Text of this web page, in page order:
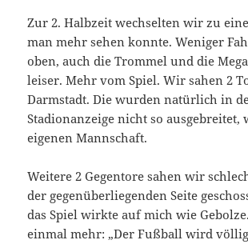
Zur 2. Halbzeit wechselten wir zu
man mehr sehen konnte. Weniger
oben, auch die Trommel und die
leiser. Mehr vom Spiel. Wir sahen 2
Darmstadt. Die wurden natürlich in
Stadionanzeige nicht so ausgebreitet,
eigenen Mannschaft.
Weitere 2 Gegentore sahen wir
der gegenüberliegenden Seite
das Spiel wirkte auf mich wie
einmal mehr: „Der Fußball wird